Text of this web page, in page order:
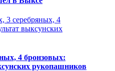
4 бронзовых:
рукопашников